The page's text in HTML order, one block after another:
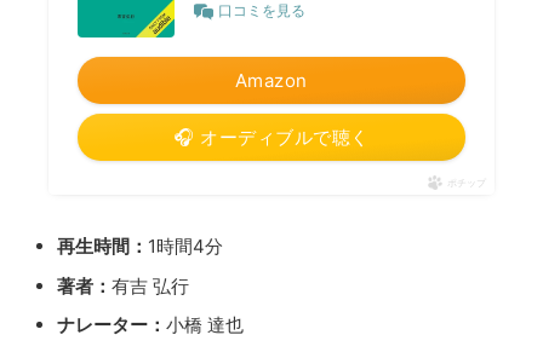
口コミを見る
Amazon
🎧 オーディブルで聴く
ポチップ
再生時間： 1時間4分
著者： 有吉 弘行
ナレーター： 小橋 達也